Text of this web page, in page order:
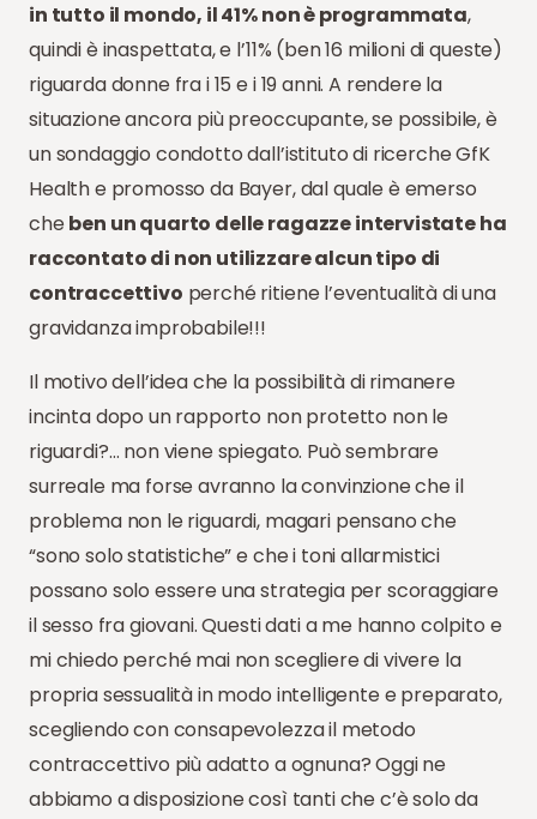
in tutto il mondo, il 41% non è programmata,
quindi è inaspettata, e l’11% (ben 16 milioni di queste)
riguarda donne fra i 15 e i 19 anni. A rendere la
situazione ancora più preoccupante, se possibile, è
un sondaggio condotto dall’istituto di ricerche GfK
Health e promosso da Bayer, dal quale è emerso
che ben un quarto delle ragazze intervistate ha
raccontato di non utilizzare alcun tipo di
contraccettivo perché ritiene l’eventualità di una
gravidanza improbabile!!!
Il motivo dell’idea che la possibilità di rimanere
incinta dopo un rapporto non protetto non le
riguardi?… non viene spiegato. Può sembrare
surreale ma forse avranno la convinzione che il
problema non le riguardi, magari pensano che
“sono solo statistiche” e che i toni allarmistici
possano solo essere una strategia per scoraggiare
il sesso fra giovani. Questi dati a me hanno colpito e
mi chiedo perché mai non scegliere di vivere la
propria sessualità in modo intelligente e preparato,
scegliendo con consapevolezza il metodo
contraccettivo più adatto a ognuna? Oggi ne
abbiamo a disposizione così tanti che c’è solo da